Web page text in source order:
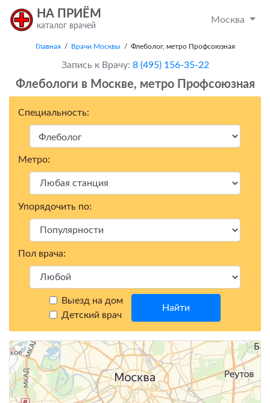
НА ПРИЁМ
каталог врачей
Москва
Главная / Врачи Москвы / Флеболог, метро Профсоюзная
Запись к Врачу: 8 (495) 156-35-22
Флебологи в Москвe, метро Профсоюзная
Специальность:
Метро:
Упорядочить по:
Пол врача:
Выезд на дом
Детский врач
Найти